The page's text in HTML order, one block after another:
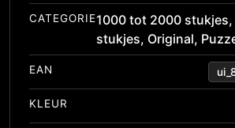
CATEGORIE1000 tot 2000 stukjes,
stukjes, Original,
EAN
KLEUR